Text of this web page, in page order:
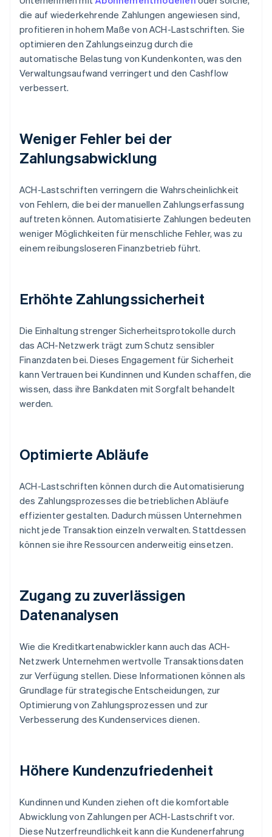
die auf wiederkehrende Zahlungen angewiesen sind,
profitieren in hohem Maße von ACH-Lastschriften. Sie
optimieren den Zahlungseinzug durch die
automatische Belastung von Kundenkonten, was den
Verwaltungsaufwand verringert und den Cashflow
verbessert.
Weniger Fehler bei der
Zahlungsabwicklung
ACH-Lastschriften verringern die Wahrscheinlichkeit
von Fehlern, die bei der manuellen Zahlungserfassung
auftreten können. Automatisierte Zahlungen bedeuten
weniger Möglichkeiten für menschliche Fehler, was zu
einem reibungsloseren Finanzbetrieb führt.
Erhöhte Zahlungssicherheit
Die Einhaltung strenger Sicherheitsprotokolle durch
das ACH-Netzwerk trägt zum Schutz sensibler
Finanzdaten bei. Dieses Engagement für Sicherheit
kann Vertrauen bei Kundinnen und Kunden schaffen, die
wissen, dass ihre Bankdaten mit Sorgfalt behandelt
werden.
Optimierte Abläufe
ACH-Lastschriften können durch die Automatisierung
des Zahlungsprozesses die betrieblichen Abläufe
effizienter gestalten. Dadurch müssen Unternehmen
nicht jede Transaktion einzeln verwalten. Stattdessen
können sie ihre Ressourcen anderweitig einsetzen.
Zugang zu zuverlässigen
Datenanalysen
Wie die Kreditkartenabwickler kann auch das ACH-
Netzwerk Unternehmen wertvolle Transaktionsdaten
zur Verfügung stellen. Diese Informationen können als
Grundlage für strategische Entscheidungen, zur
Optimierung von Zahlungsprozessen und zur
Verbesserung des Kundenservices dienen.
Höhere Kundenzufriedenheit
Kundinnen und Kunden ziehen oft die komfortable
Abwicklung von Zahlungen per ACH-Lastschrift vor.
Diese Nutzerfreundlichkeit kann die Kundenerfahrung